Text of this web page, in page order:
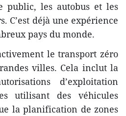
public, les autobus et les
C’est déjà une expérience
pays du monde.
le transport zéro
villes. Cela inclut la
d’exploitation
utilisant des véhicules
la planification de zones